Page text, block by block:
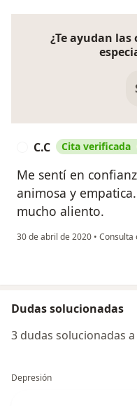
¿Te ayudan
C.C Cita verificada
Me sentí en
animosa y
mucho aliento.
30 de abril de 2020 • Consulta
Dudas solucionadas
3 dudas solucionadas
Depresión